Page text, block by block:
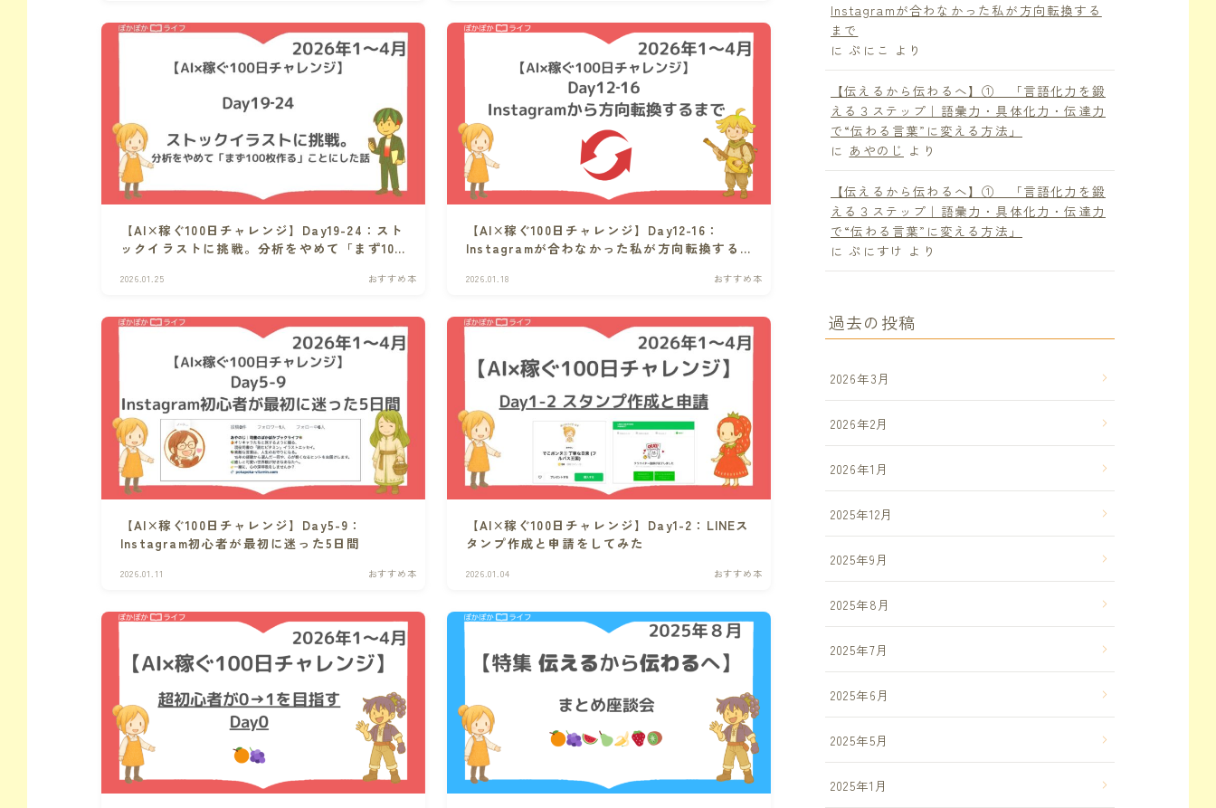
【AI×稼ぐ100日チャレンジ】Day19-24：スト
ックイラストに挑戦。分析をやめて「まず100
2026.01.25 おすすめ本
【AI×稼ぐ100日チャレンジ】Day12-16：
Instagramが合わなかった私が方向転換する
2026.01.18 おすすめ本
【AI×稼ぐ100日チャレンジ】Day5-9：
Instagram初心者が最初に迷った5日間
2026.01.11 おすすめ本
【AI×稼ぐ100日チャレンジ】Day1-2：LINEス
タンプ作成と申請をしてみた
2026.01.04 おすすめ本
Instagramが合わなかった私が方向転換する
まで
にぷにこ より
【伝えるから伝わるへ】① 「言語化力を鍛
える３ステップ｜語彙力・具体化力・伝達力
で“伝わる言葉”に変える方法」
に あやのじ より
【伝えるから伝わるへ】① 「言語化力を鍛
える３ステップ｜語彙力・具体化力・伝達力
で“伝わる言葉”に変える方法」
にぷにすけ より
過去の投稿
2026年3月
2026年2月
2026年1月
2025年12月
2025年9月
2025年8月
2025年7月
2025年6月
2025年5月
2025年1月